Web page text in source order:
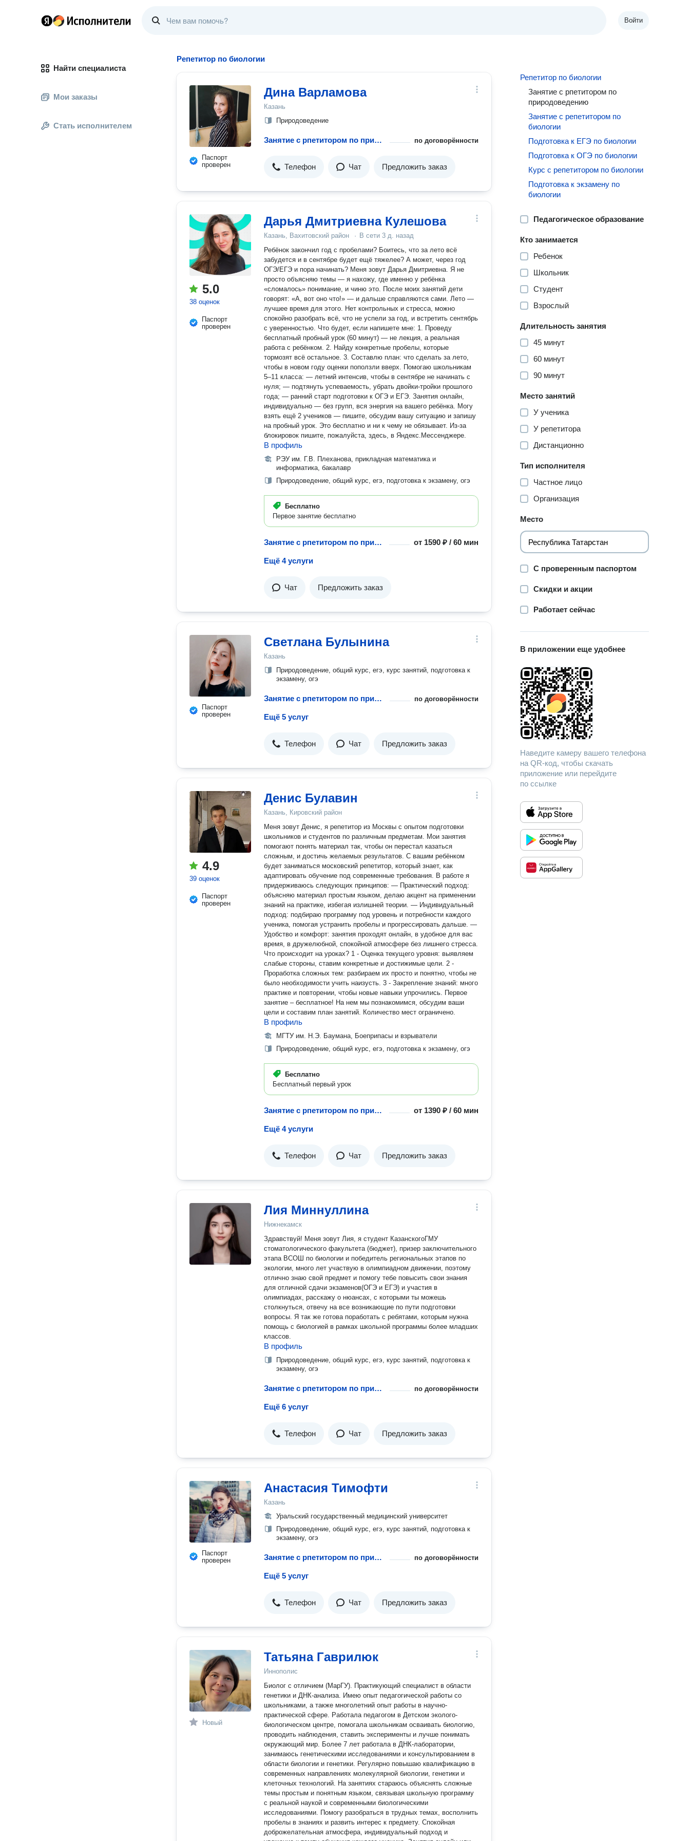
Войти
Найти специалиста
Мои заказы
Стать исполнителем
Репетитор по биологии
Паспорт
проверен
Дина Варламова
Казань
Природоведение
Занятие с рпетитором по природоведению по договорённости
Телефон Чат Предложить заказ
5.0
38 оценок
Паспорт
проверен
Дарья Дмитриевна Кулешова
Казань, Вахитовский район · В сети 3 д. назад
Ребёнок закончил год с пробелами? Боитесь, что за лето всё
забудется и в сентябре будет ещё тяжелее? А может, через год
ОГЭ/ЕГЭ и пора начинать? Меня зовут Дарья Дмитриевна. Я не
просто объясняю темы — я нахожу, где именно у ребёнка
«сломалось» понимание, и чиню это. После моих занятий дети
говорят: «А, вот оно что!» — и дальше справляются сами. Лето —
лучшее время для этого. Нет контрольных и стресса, можно
спокойно разобрать всё, что не успели за год, и встретить сентябрь
с уверенностью. Что будет, если напишете мне: 1. Проведу
бесплатный пробный урок (60 минут) — не лекция, а реальная
работа с ребёнком. 2. Найду конкретные пробелы, которые
тормозят всё остальное. 3. Составлю план: что сделать за лето,
чтобы в новом году оценки поползли вверх. Помогаю школьникам
5–11 класса: — летний интенсив, чтобы в сентябре не начинать с
нуля; — подтянуть успеваемость, убрать двойки-тройки прошлого
года; — ранний старт подготовки к ОГЭ и ЕГЭ. Занятия онлайн,
индивидуально — без групп, вся энергия на вашего ребёнка. Могу
взять ещё 2 учеников — пишите, обсудим вашу ситуацию и запишу
на пробный урок. Это бесплатно и ни к чему не обязывает. Из-за
блокировок пишите, пожалуйста, здесь, в Яндекс.Мессенджере.
В профиль
РЭУ им. Г.В. Плеханова, прикладная математика и
информатика, бакалавр
Природоведение, общий курс, егэ, подготовка к экзамену, огэ
Бесплатно
Первое занятие бесплатно
Занятие с рпетитором по природоведению от 1590 ₽ / 60 мин
Ещё 4 услуги
Чат Предложить заказ
Паспорт
проверен
Светлана Булынина
Казань
Природоведение, общий курс, егэ, курс занятий, подготовка к
экзамену, огэ
Занятие с рпетитором по природоведению по договорённости
Ещё 5 услуг
Телефон Чат Предложить заказ
4.9
39 оценок
Паспорт
проверен
Денис Булавин
Казань, Кировский район
Меня зовут Денис, я репетитор из Москвы с опытом подготовки
школьников и студентов по различным предметам. Мои занятия
помогают понять материал так, чтобы он перестал казаться
сложным, и достичь желаемых результатов. С вашим ребёнком
будет заниматься московский репетитор, который знает, как
адаптировать обучение под современные требования. В работе я
придерживаюсь следующих принципов: — Практический подход:
объясняю материал простым языком, делаю акцент на применении
знаний на практике, избегая излишней теории. — Индивидуальный
подход: подбираю программу под уровень и потребности каждого
ученика, помогая устранить пробелы и прогрессировать дальше. —
Удобство и комфорт: занятия проходят онлайн, в удобное для вас
время, в дружелюбной, спокойной атмосфере без лишнего стресса.
Что происходит на уроках? 1 - Оценка текущего уровня: выявляем
слабые стороны, ставим конкретные и достижимые цели. 2 -
Проработка сложных тем: разбираем их просто и понятно, чтобы не
было необходимости учить наизусть. 3 - Закрепление знаний: много
практике и повторении, чтобы новые навыки упрочились. Первое
занятие – бесплатное! На нем мы познакомимся, обсудим ваши
цели и составим план занятий. Количество мест ограничено.
В профиль
МГТУ им. Н.Э. Баумана, Боеприпасы и взрыватели
Природоведение, общий курс, егэ, подготовка к экзамену, огэ
Бесплатно
Бесплатный первый урок
Занятие с рпетитором по природоведению от 1390 ₽ / 60 мин
Ещё 4 услуги
Телефон Чат Предложить заказ
Лия Миннуллина
Нижнекамск
Здравствуй! Меня зовут Лия, я студент КазанскогоГМУ
стоматологического факультета (бюджет), призер заключительного
этапа ВСОШ по биологии и победитель региональных этапов по
экологии, много лет участвую в олимпиадном движении, поэтому
отлично знаю свой предмет и помогу тебе повысить свои знания
для отличной сдачи экзаменов(ОГЭ и ЕГЭ) и участия в
олимпиадах, расскажу о нюансах, с которыми ты можешь
столкнуться, отвечу на все возникающие по пути подготовки
вопросы. Я так же готова поработать с ребятами, которым нужна
помощь с биологией в рамках школьной программы более младших
классов.
В профиль
Природоведение, общий курс, егэ, курс занятий, подготовка к
экзамену, огэ
Занятие с рпетитором по природоведению по договорённости
Ещё 6 услуг
Телефон Чат Предложить заказ
Паспорт
проверен
Анастасия Тимофти
Казань
Уральский государственный медицинский университет
Природоведение, общий курс, егэ, курс занятий, подготовка к
экзамену, огэ
Занятие с рпетитором по природоведению по договорённости
Ещё 5 услуг
Телефон Чат Предложить заказ
Новый
Татьяна Гаврилюк
Иннополис
Биолог с отличием (МарГУ). Практикующий специалист в области
генетики и ДНК-анализа. Имею опыт педагогической работы со
школьниками, а также многолетний опыт работы в научно-
практической сфере. Работала педагогом в Детском эколого-
биологическом центре, помогала школьникам осваивать биологию,
проводить наблюдения, ставить эксперименты и лучше понимать
окружающий мир. Более 7 лет работала в ДНК-лаборатории,
занимаюсь генетическими исследованиями и консультированием в
области биологии и генетики. Регулярно повышаю квалификацию в
современных направлениях молекулярной биологии, генетики и
клеточных технологий. На занятиях стараюсь объяснять сложные
темы простым и понятным языком, связывая школьную программу
с реальной наукой и современными биологическими
исследованиями. Помогу разобраться в трудных темах, восполнить
пробелы в знаниях и развить интерес к предмету. Спокойная
доброжелательная атмосфера, индивидуальный подход и
Репетитор по биологии
Занятие с рпетитором по
природоведению
Занятие с репетитором по
биологии
Подготовка к ЕГЭ по биологии
Подготовка к ОГЭ по биологии
Курс с репетитором по биологии
Подготовка к экзамену по
биологии
Педагогическое образование
Кто занимается
Ребенок
Школьник
Студент
Взрослый
Длительность занятия
45 минут
60 минут
90 минут
Место занятий
У ученика
У репетитора
Дистанционно
Тип исполнителя
Частное лицо
Организация
Место
С проверенным паспортом
Скидки и акции
Работает сейчас
В приложении еще удобнее
Наведите камеру вашего телефона
на QR-код, чтобы скачать
приложение или перейдите
по ссылке